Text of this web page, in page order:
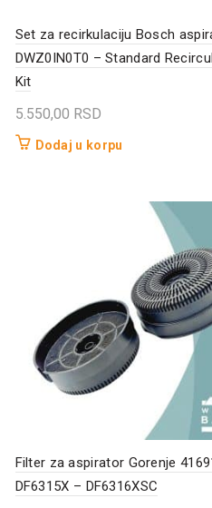
Set za recirkulaciju Bosch
DWZ0IN0T0 – Standard
Kit
5.550,00 RSD
Dodaj u korpu
Filter za aspirator Gorenje
DF6315X – DF6316XSC